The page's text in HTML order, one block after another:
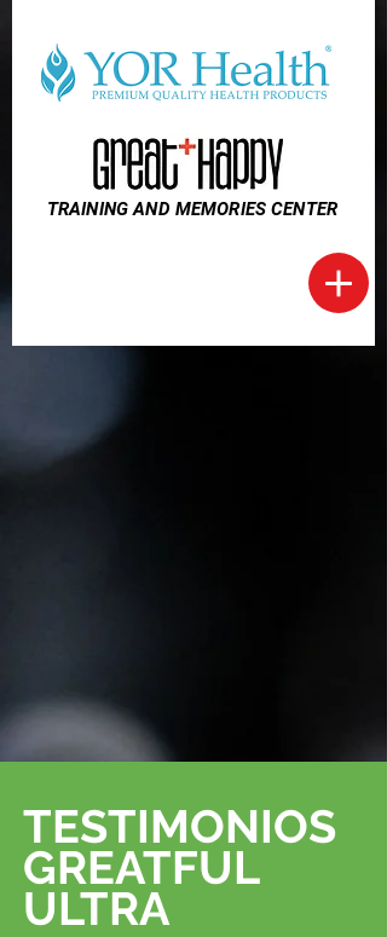
TRAINING AND MEMORIES CENTER
TESTIMONIOS
GREATFUL
ULTRA